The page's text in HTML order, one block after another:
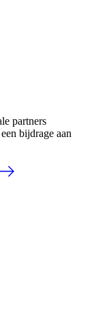
partners
bijdrage aan